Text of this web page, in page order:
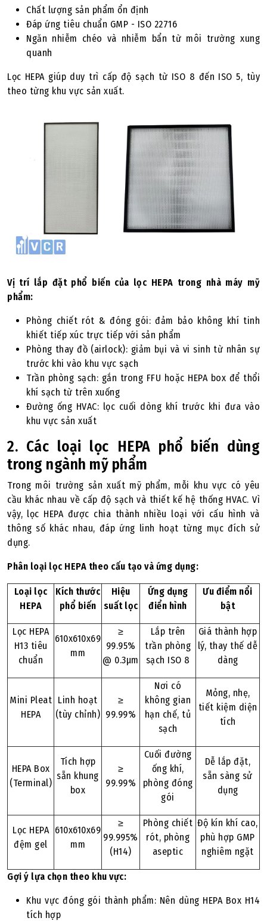
Chất lượng sản phẩm ổn định
Đáp ứng tiêu chuẩn GMP - ISO 22716
Ngăn nhiễm chéo và nhiễm bẩn từ môi trường xung
quanh
Lọc HEPA giúp duy trì cấp độ sạch từ ISO 8 đến ISO 5, tùy
theo từng khu vực sản xuất.
Vị trí lắp đặt phổ biến của lọc HEPA trong nhà máy mỹ
phẩm:
Phòng chiết rót & đóng gói: đảm bảo không khí tinh
khiết tiếp xúc trực tiếp với sản phẩm
Phòng thay đồ (airlock): giảm bụi và vi sinh từ nhân sự
trước khi vào khu vực sạch
Trần phòng sạch: gắn trong FFU hoặc HEPA box để thổi
khí sạch từ trên xuống
Đường ống HVAC: lọc cuối dòng khí trước khi đưa vào
khu vực sản xuất
2. Các loại lọc HEPA phổ biến dùng
trong ngành mỹ phẩm
Trong môi trường sản xuất mỹ phẩm, mỗi khu vực có yêu
cầu khác nhau về cấp độ sạch và thiết kế hệ thống HVAC. Vì
vậy, lọc HEPA được chia thành nhiều loại với cấu hình và
thông số khác nhau, đáp ứng linh hoạt từng mục đích sử
dụng.
Phân loại lọc HEPA theo cấu tạo và ứng dụng:
Loại lọc
HEPA
Kích thước
phổ biến
Hiệu
suất lọc
Ứng dụng
điển hình
Ưu điểm nổi
bật
Lọc HEPA
H13 tiêu
chuẩn
610x610x69
mm
≥
99.95%
@ 0.3µm
Lắp trên
trần phòng
sạch ISO 8
Giá thành hợp
lý, thay thế dễ
dàng
Mini Pleat
HEPA
Linh hoạt
(tùy chỉnh)
≥
99.99%
Nơi có
không gian
hạn chế, tủ
sạch
Mỏng, nhẹ,
tiết kiệm diện
tích
HEPA Box
(Terminal)
Tích hợp
sẵn khung
box
≥
99.99%
Cuối đường
ống khí,
phòng đóng
gói
Dễ lắp đặt,
sẵn sàng sử
dụng
Lọc HEPA
đệm gel
610x610x69
mm
≥
99.995%
(H14)
Phòng chiết
rót, phòng
aseptic
Độ kín khí cao,
phù hợp GMP
nghiêm ngặt
Gợi ý lựa chọn theo khu vực:
Khu vực đóng gói thành phẩm: Nên dùng HEPA Box H14
tích hợp